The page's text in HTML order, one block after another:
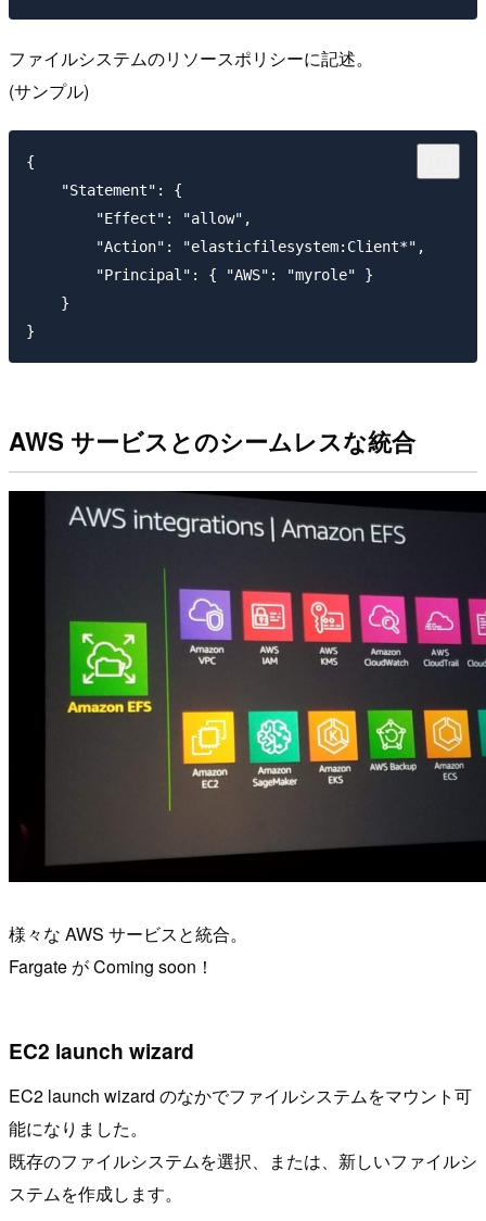
ファイルシステムのリソースポリシーに記述。
(サンプル)
{
    "Statement": {
        "Effect": "allow",
        "Action": "elasticfilesystem:Client*",
        "Principal": { "AWS": "myrole" }
    }
AWS サービスとのシームレスな統合
様々な AWS サービスと統合。
Fargate が Coming soon！
EC2 launch wizard
EC2 launch wizard のなかでファイルシステムをマウント可
能になりました。
既存のファイルシステムを選択、または、新しいファイルシ
ステムを作成します。